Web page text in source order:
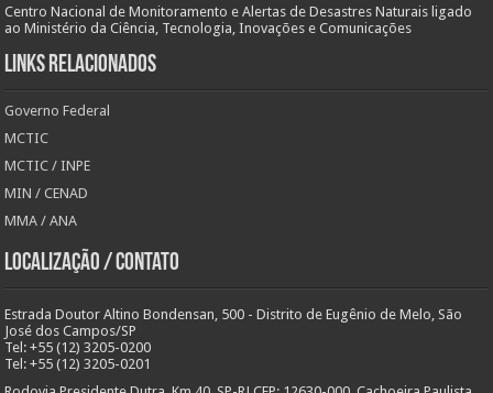
Centro Nacional de Monitoramento e Alertas de Desastres Naturais ligado
ao Ministério da Ciência, Tecnologia, Inovações e Comunicações
Links Relacionados
Governo Federal
MCTIC
MCTIC / INPE
MIN / CENAD
MMA / ANA
Localização / Contato
Estrada Doutor Altino Bondensan, 500 - Distrito de Eugênio de Melo, São
José dos Campos/SP
Tel: +55 (12) 3205-0200
Tel: +55 (12) 3205-0201